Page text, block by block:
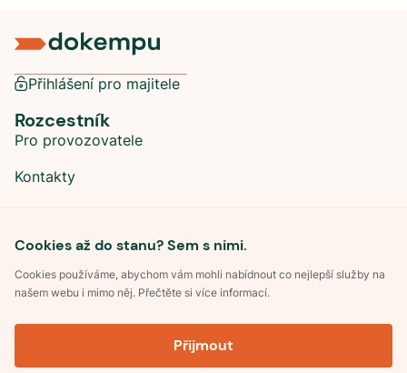
Cookies až do stanu? Sem s nimi.
Cookies používáme, abychom vám mohli nabídnout co nejlepší služby na
našem webu i mimo něj. Přečtěte si více informací.
Přijmout
Přihlášení pro majitele
Rozcestník
Pro provozovatele
Kontakty
Sociální sítě